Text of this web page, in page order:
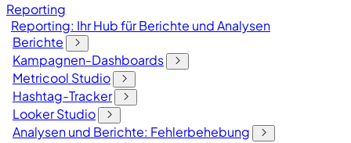
Reporting
Reporting: Ihr Hub für Berichte und Analysen
Berichte
Kampagnen-Dashboards
Metricool Studio
Hashtag-Tracker
Looker Studio
Analysen und Berichte: Fehlerbehebung